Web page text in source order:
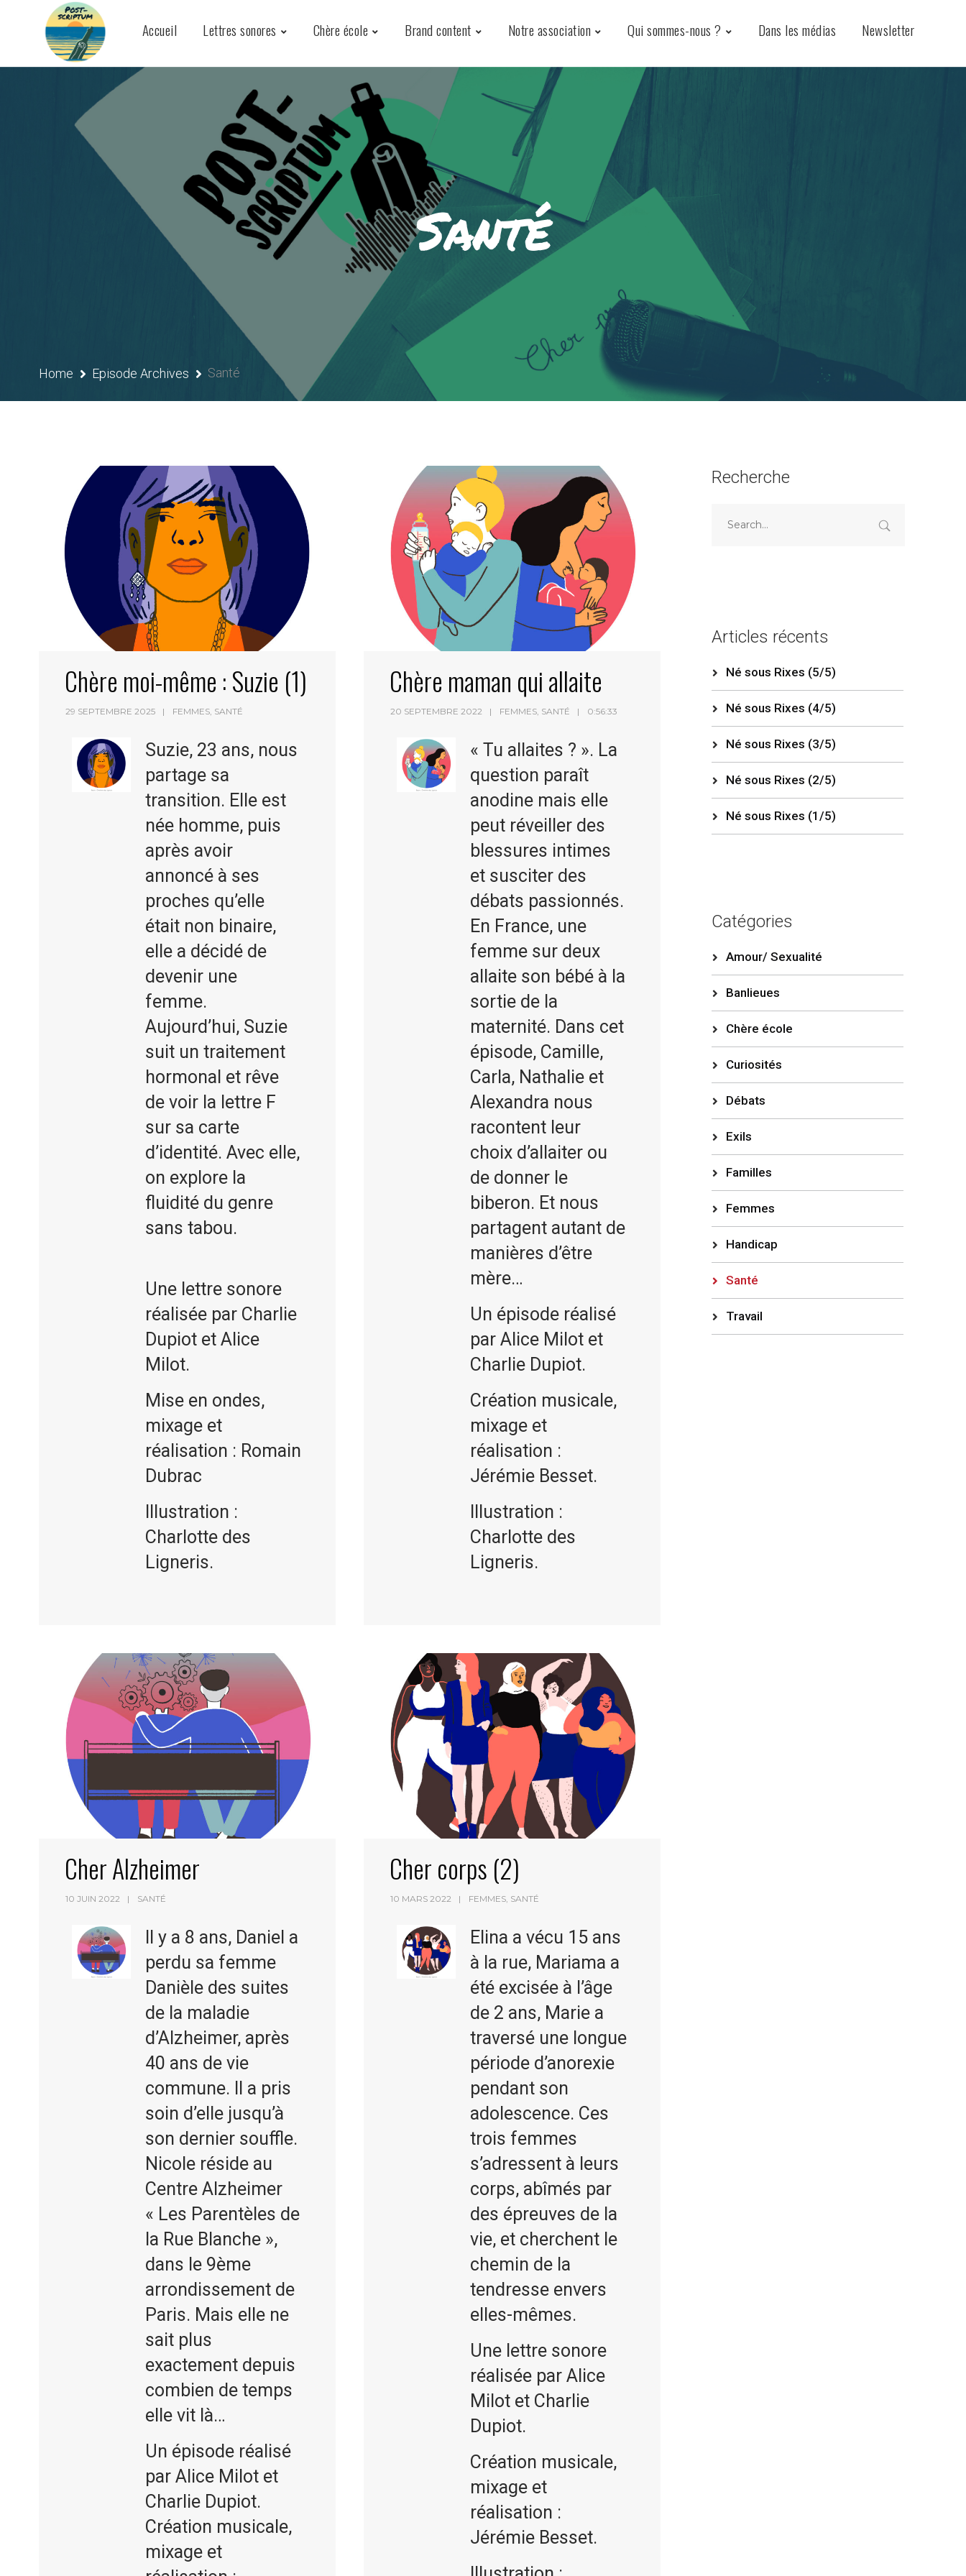
Accueil Lettres sonores Chère école Brand content Notre association Qui sommes-nous ? Dans les médias Newsletter
Santé
Home Episode Archives Santé
Chère moi-même : Suzie (1)
29 SEPTEMBRE 2025 FEMMES, SANTÉ
Suzie, 23 ans, nous
partage sa
transition. Elle est
née homme, puis
après avoir
annoncé à ses
proches qu’elle
était non binaire,
elle a décidé de
devenir une
femme.
Aujourd’hui, Suzie
suit un traitement
hormonal et rêve
de voir la lettre F
sur sa carte
d’identité. Avec elle,
on explore la
fluidité du genre
sans tabou.
Une lettre sonore
réalisée par Charlie
Dupiot et Alice
Milot.
Mise en ondes,
mixage et
réalisation : Romain
Dubrac
Illustration :
Charlotte des
Ligneris.
Chère maman qui allaite
20 SEPTEMBRE 2022 FEMMES, SANTÉ 0:56:33
« Tu allaites ? ». La
question paraît
anodine mais elle
peut réveiller des
blessures intimes
et susciter des
débats passionnés.
En France, une
femme sur deux
allaite son bébé à la
sortie de la
maternité. Dans cet
épisode, Camille,
Carla, Nathalie et
Alexandra nous
racontent leur
choix d’allaiter ou
de donner le
biberon. Et nous
partagent autant de
manières d’être
mère…
Un épisode réalisé
par Alice Milot et
Charlie Dupiot.
Création musicale,
mixage et
réalisation :
Jérémie Besset.
Illustration :
Charlotte des
Ligneris.
Cher Alzheimer
10 JUIN 2022 SANTÉ
Il y a 8 ans, Daniel a
perdu sa femme
Danièle des suites
de la maladie
d’Alzheimer, après
40 ans de vie
commune. Il a pris
soin d’elle jusqu’à
son dernier souffle.
Nicole réside au
Centre Alzheimer
« Les Parentèles de
la Rue Blanche »,
dans le 9ème
arrondissement de
Paris. Mais elle ne
sait plus
exactement depuis
combien de temps
elle vit là…
Un épisode réalisé
par Alice Milot et
Charlie Dupiot.
Création musicale,
mixage et
Cher corps (2)
10 MARS 2022 FEMMES, SANTÉ
Elina a vécu 15 ans
à la rue, Mariama a
été excisée à l’âge
de 2 ans, Marie a
traversé une longue
période d’anorexie
pendant son
adolescence. Ces
trois femmes
s’adressent à leurs
corps, abîmés par
des épreuves de la
vie, et cherchent le
chemin de la
tendresse envers
elles-mêmes.
Une lettre sonore
réalisée par Alice
Milot et Charlie
Dupiot.
Création musicale,
mixage et
réalisation :
Jérémie Besset.
Recherche
Articles récents
Né sous Rixes (5/5)
Né sous Rixes (4/5)
Né sous Rixes (3/5)
Né sous Rixes (2/5)
Né sous Rixes (1/5)
Catégories
Amour/ Sexualité
Banlieues
Chère école
Curiosités
Débats
Exils
Familles
Femmes
Handicap
Santé
Travail